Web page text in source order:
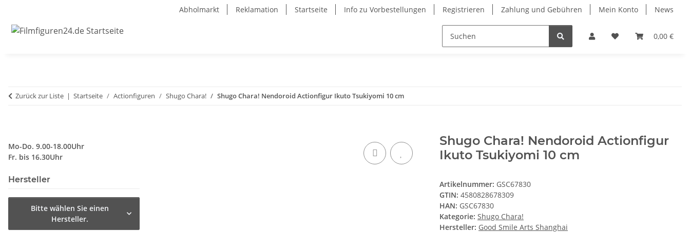
Abholmarkt Reklamation Startseite Info zu Vorbestellungen Registrieren Zahlung und Gebühren Mein Konto News
0,00 €
Zurück zur Liste Startseite Actionfiguren Shugo Chara! Shugo Chara! Nendoroid Actionfigur Ikuto Tsukiyomi 10 cm
Shugo Chara! Nendoroid Actionfigur
Ikuto Tsukiyomi 10 cm
Artikelnummer: GSC67830
GTIN: 4580828678309
HAN: GSC67830
Kategorie: Shugo Chara!
Hersteller: Good Smile Arts Shanghai
Mo-Do. 9.00-18.00Uhr
Fr. bis 16.30Uhr
Hersteller
Bitte wählen Sie einen
Hersteller.